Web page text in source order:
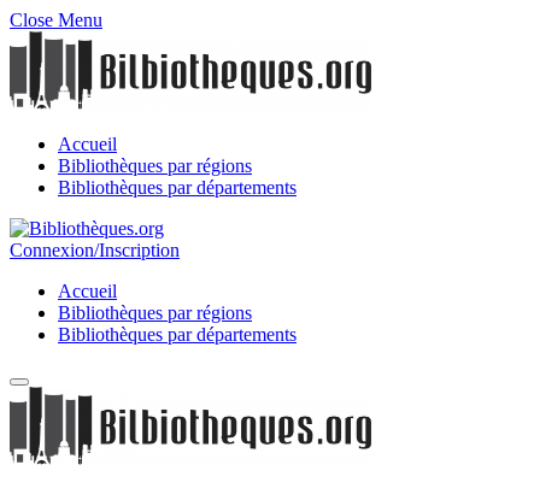
Close Menu
Accueil
Bibliothèques par régions
Bibliothèques par départements
Connexion/Inscription
Accueil
Bibliothèques par régions
Bibliothèques par départements